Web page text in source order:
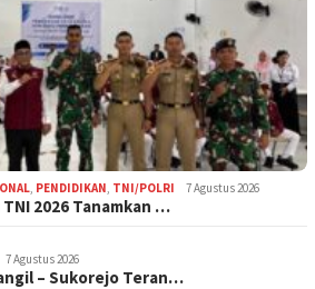
PENDIDIKAN TNI/POLRI 7 Agustus 2026
2026 Tanamkan …
7 Agustus 2026
– Sukorejo Teran…